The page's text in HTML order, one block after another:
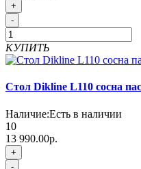
+
-
КУПИТЬ
Стол Dikline L110 сосна
Наличие:Есть в наличии
10
13 990.00р.
+
-